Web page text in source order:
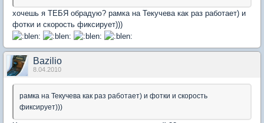
хочешь я ТЕБЯ обрадую? рамка на Текучева как раз работает) и
фотки и скорость фиксирует)))
Bazilio
8.04.2010
рамка на Текучева как раз работает) и фотки и скорость
фиксирует)))